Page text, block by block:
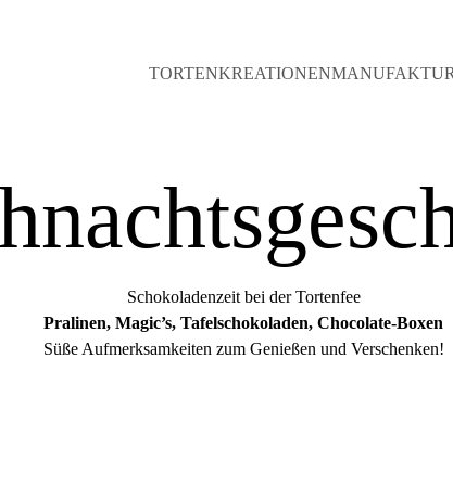
TORTENKREATIONENMANUFAKTUR
Schokoladenzeit bei der Tortenfee
Pralinen, Magic’s, Tafelschokoladen, Chocolate-Boxen
Süße Aufmerksamkeiten zum Genießen und Verschenken!